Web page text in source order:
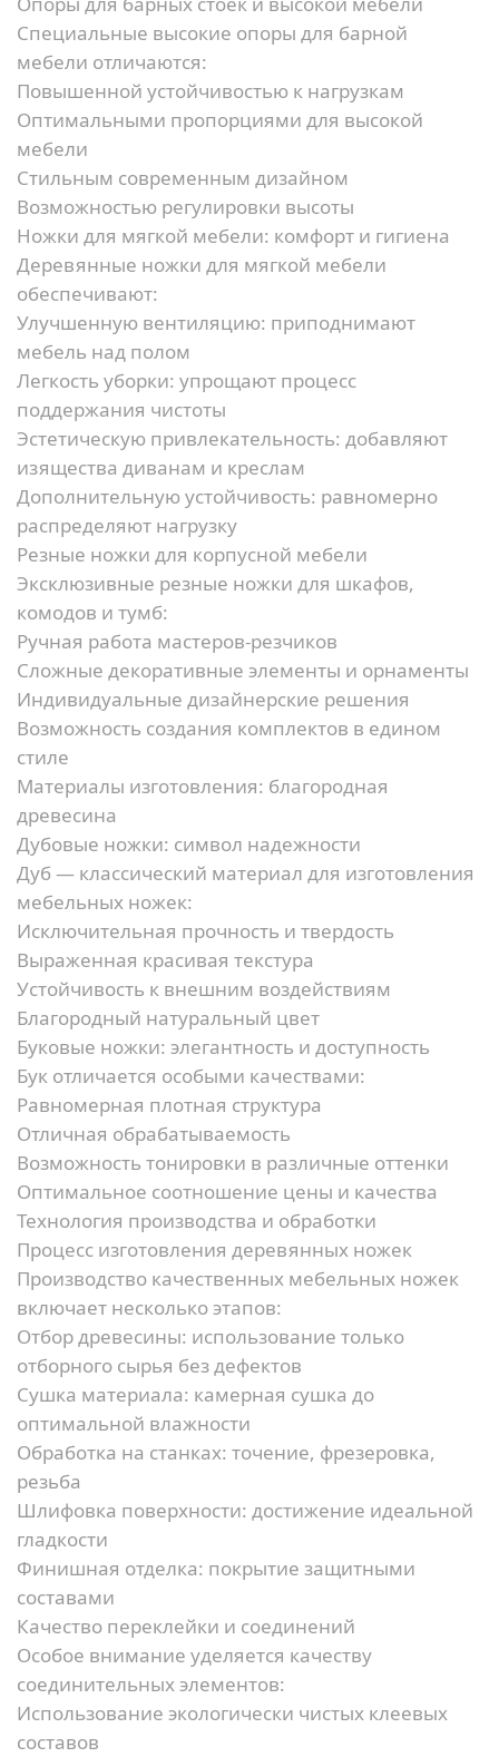
Специальные высокие опоры для барной
мебели отличаются:
Повышенной устойчивостью к нагрузкам
Оптимальными пропорциями для высокой
мебели
Стильным современным дизайном
Возможностью регулировки высоты
Ножки для мягкой мебели: комфорт и гигиена
Деревянные ножки для мягкой мебели
обеспечивают:
Улучшенную вентиляцию: приподнимают
мебель над полом
Легкость уборки: упрощают процесс
поддержания чистоты
Эстетическую привлекательность: добавляют
изящества диванам и креслам
Дополнительную устойчивость: равномерно
распределяют нагрузку
Резные ножки для корпусной мебели
Эксклюзивные резные ножки для шкафов,
комодов и тумб:
Ручная работа мастеров-резчиков
Сложные декоративные элементы и орнаменты
Индивидуальные дизайнерские решения
Возможность создания комплектов в едином
стиле
Материалы изготовления: благородная
древесина
Дубовые ножки: символ надежности
Дуб — классический материал для изготовления
мебельных ножек:
Исключительная прочность и твердость
Выраженная красивая текстура
Устойчивость к внешним воздействиям
Благородный натуральный цвет
Буковые ножки: элегантность и доступность
Бук отличается особыми качествами:
Равномерная плотная структура
Отличная обрабатываемость
Возможность тонировки в различные оттенки
Оптимальное соотношение цены и качества
Технология производства и обработки
Процесс изготовления деревянных ножек
Производство качественных мебельных ножек
включает несколько этапов:
Отбор древесины: использование только
отборного сырья без дефектов
Сушка материала: камерная сушка до
оптимальной влажности
Обработка на станках: точение, фрезеровка,
резьба
Шлифовка поверхности: достижение идеальной
гладкости
Финишная отделка: покрытие защитными
составами
Качество переклейки и соединений
Особое внимание уделяется качеству
соединительных элементов:
Использование экологически чистых клеевых
составов